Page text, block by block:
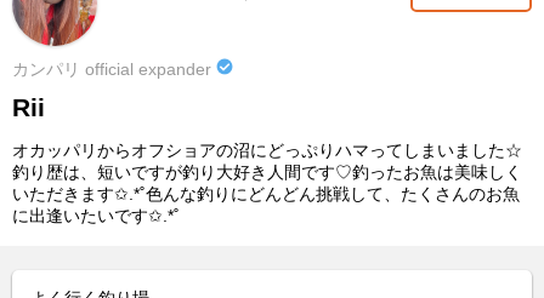
カンパリ official expander
Rii
オカッパリからオフショアの沼にどっぷりハマってしまいました☆
釣り歴は、短いですが釣り大好き人間です♡釣ったお魚は美味しく
いただきます✩.*˚色んな釣りにどんどん挑戦して、たくさんのお魚
に出逢いたいです✩.*˚